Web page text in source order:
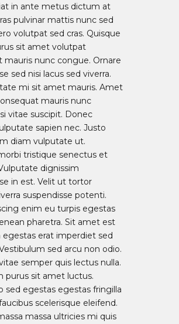
in ante metus dictum at
pulvinar mattis nunc sed
volutpat sed cras. Quisque
sit amet volutpat
mauris nunc congue. Ornare
sed nisi lacus sed viverra.
mi sit amet mauris. Amet
mauris nunc
vitae suscipit. Donec
sapien nec. Justo
diam vulputate ut.
tristique senectus et
dignissim
in est. Velit ut tortor
suspendisse potenti.
enim eu turpis egestas
pharetra. Sit amet est
egestas erat imperdiet sed
sed arcu non odio.
semper quis lectus nulla.
purus sit amet luctus.
sed egestas egestas fringilla
scelerisque eleifend.
massa ultricies mi quis